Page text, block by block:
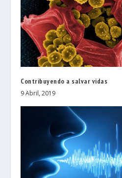
Contribuyendo a salvar vidas
9 Abril, 2019